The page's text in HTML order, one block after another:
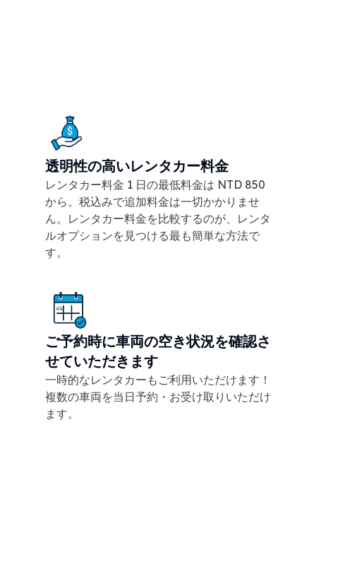
透明性の高いレンタカー料金
レンタカー料金 1 日の最低料金は NTD 850
から。税込みで追加料金は一切かかりませ
ん。レンタカー料金を比較するのが、レンタ
ルオプションを見つける最も簡単な方法で
す。
ご予約時に車両の空き状況を確認さ
せていただきます
一時的なレンタカーもご利用いただけます！
複数の車両を当日予約・お受け取りいただけ
ます。